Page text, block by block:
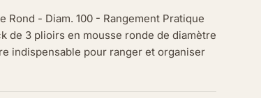
Rond - Diam. 100 - Rangement Pratique
de 3 plioirs en mousse ronde de diamètre
indispensable pour ranger et organiser